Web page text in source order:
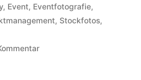
, Event, Eventfotografie,
, Stockfotos,
zu